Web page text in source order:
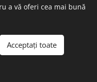
a vă oferi cea mai bună
Acceptați toate